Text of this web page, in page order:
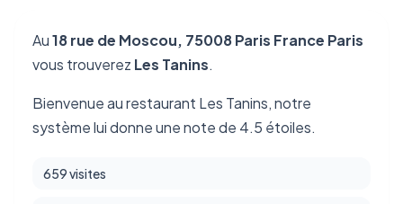
Au18 rue de Moscou, 75008 Paris France Paris
vous trouverez Les Tanins.
Bienvenue au restaurant Les Tanins, notre
système lui donne une note de 4.5 étoiles.
659 visites